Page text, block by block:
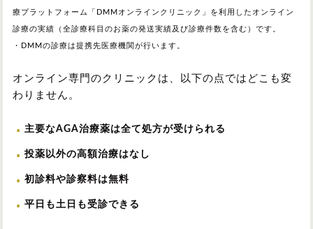
療プラットフォーム「DMMオンラインクリニック」を利用したオンライン
診療の実績（全診療科目のお薬の発送実績及び診療件数を含む）です。
・DMMの診療は提携先医療機関が行います。
オンライン専門のクリニックは、以下の点ではどこも変
わりません。
主要なAGA治療薬は全て処方が受けられる
投薬以外の高額治療はなし
初診料や診察料は無料
平日も土日も受診できる